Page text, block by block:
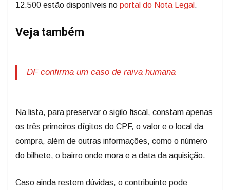
12.500 estão disponíveis no portal do Nota Legal.
Veja também
DF confirma um caso de raiva humana
Na lista, para preservar o sigilo fiscal, constam apenas
os três primeiros dígitos do CPF, o valor e o local da
compra, além de outras informações, como o número
do bilhete, o bairro onde mora e a data da aquisição.
Caso ainda restem dúvidas, o contribuinte pode